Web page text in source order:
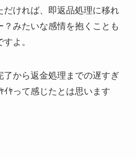
だければ、即返品処理に移れ
？みたいな感情を抱くことも
よ。
了から返金処理までの遅すぎ
ｲﾔって感じたとは思います